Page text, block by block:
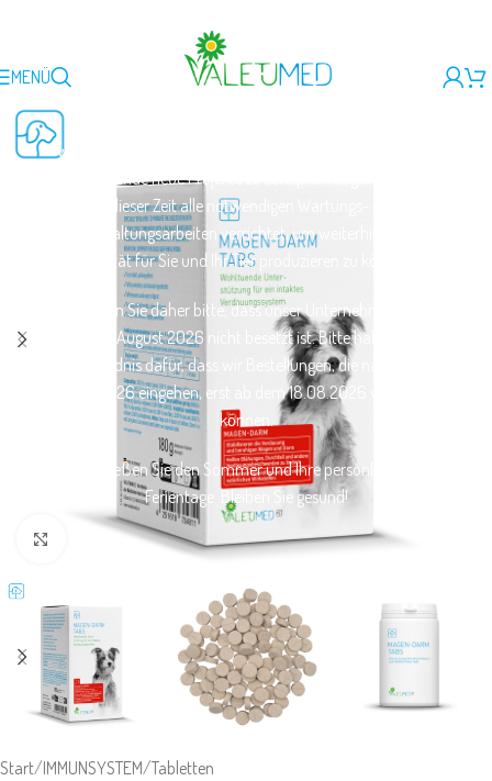
wir nutzen den Sommer, um Kraft zu tanken und Energie
für spannende neue Projekte zu schöpfen! Zugleich werden
in dieser Zeit alle notwendigen Wartungs- und
Instandhaltungsarbeiten verrichtet, um weiterhin perfekte
Qualität für Sie und Ihr Tier produzieren zu können.
Beachten Sie daher bitte, dass unser Unternehmen vom
10.-14. August 2026 nicht besetzt ist. Bitte haben Sie
Verständnis dafür, dass wir Bestellungen, die nach dem
05.08.2026 eingehen, erst ab dem 18.08.2026 versenden
können.
Genießen Sie den Sommer und Ihre persönlichen
Ferientage. Bleiben Sie gesund!
MENÜ
Klick zum Vergrößern
Start/IMMUNSYSTEM/Tabletten